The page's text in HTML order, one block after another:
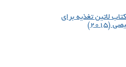
کتاب لاتین تغذیه برای